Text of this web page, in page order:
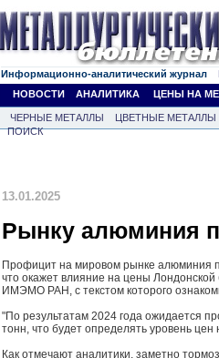
Информационно-аналитический журнал
НОВОСТИ
АНАЛИТИКА ЦЕНЫ НА
ЧЕРНЫЕ МЕТАЛЛЫ ЦВЕТНЫЕ МЕТАЛЛЫ
ПОИСК
13.01.2025
Рынку алюминия
Профицит на мировом рынке алюминия
что окажет влияние на цены
ИМЭМО РАН, с текстом которого
"По результатам 2024 года ожидается
тонн, что будет определять уровень
Как отмечают аналитики, заметно